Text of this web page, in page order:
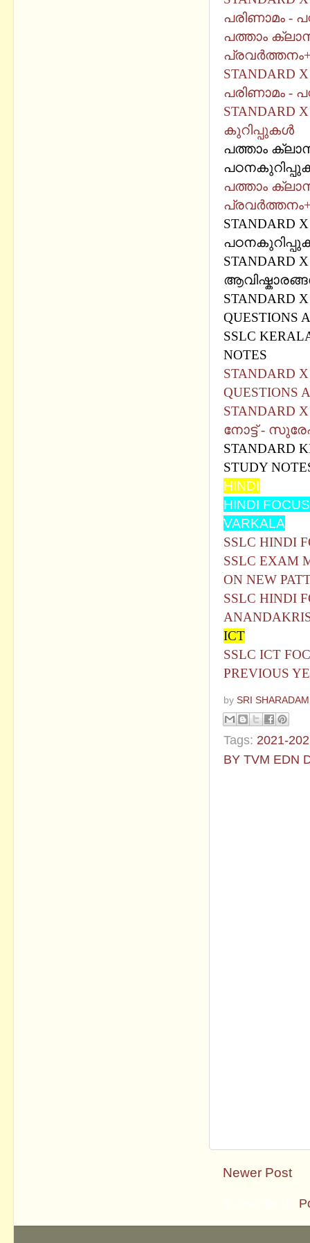
പരിണാമം -
പത്താം
STANDARD
പരിണാമം -
കുറിപ്പുകള്‍
പത്താം
പത്താം
STANDARD
STANDARD
STANDARD
QUESTIONS
SSLC
NOTES
STANDARD
QUESTIONS
STANDARD
നോട്ട് -
STANDARD
STUDY
HINDI
HINDI
VARKALA
SSLC HINDI
SSLC EXAM
ON NEW
SSLC HINDI
ICT
SSLC ICT
PREVIOUS
by SRI
Tags: 2021-
BY TVM EDN
Newer Post